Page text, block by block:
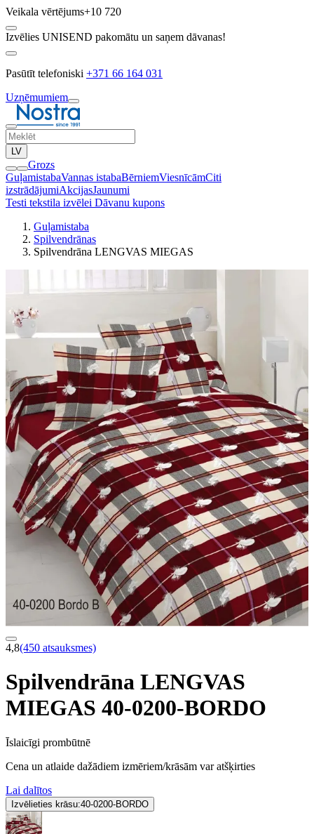
Veikala vērtējums+10 720
Izvēlies UNISEND pakomātu un saņem dāvanas!
Pasūtīt telefoniski +371 66 164 031
Uzņēmumiem
LV
Grozs
GuļamistabaVannas istabaBērniemViesnīcāmCiti
izstrādājumiAkcijasJaunumi
Testi tekstila izvēlei Dāvanu kupons
Guļamistaba
Spilvendrānas
Spilvendrāna LENGVAS MIEGAS
4,8(450 atsauksmes)
Spilvendrāna LENGVAS
MIEGAS 40-0200-BORDO
Īslaicīgi prombūtnē
Cena un atlaide dažādiem izmēriem/krāsām var atšķirties
Lai dalītos
Izvēlieties krāsu:40-0200-BORDO